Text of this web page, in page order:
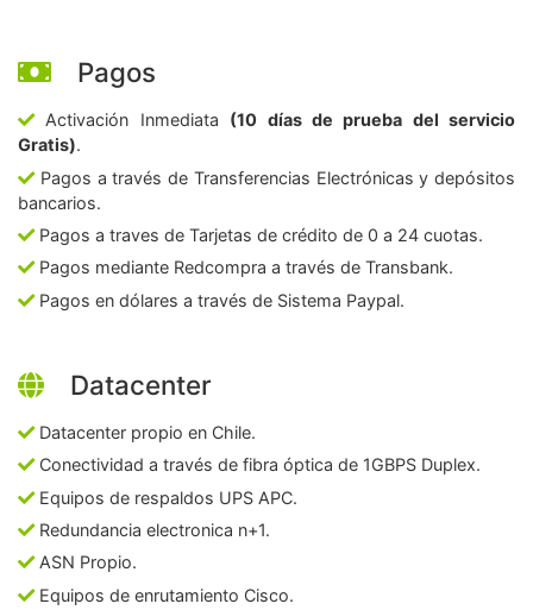
Pagos
Activación Inmediata (10 días de prueba del servicio
Gratis).
Pagos a través de Transferencias Electrónicas y depósitos
bancarios.
Pagos a traves de Tarjetas de crédito de 0 a 24 cuotas.
Pagos mediante Redcompra a través de Transbank.
Pagos en dólares a través de Sistema Paypal.
Datacenter
Datacenter propio en Chile.
Conectividad a través de fibra óptica de 1GBPS Duplex.
Equipos de respaldos UPS APC.
Redundancia electronica n+1.
ASN Propio.
Equipos de enrutamiento Cisco.